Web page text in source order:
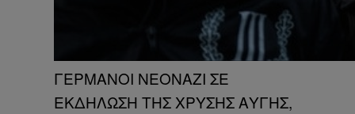
ΓΕΡΜΑΝΟΙ ΝΕΟΝΑΖΙ ΣΕ
ΕΚΔΗΛΩΣΗ ΤΗΣ ΧΡΥΣΗΣ ΑΥΓΗΣ,